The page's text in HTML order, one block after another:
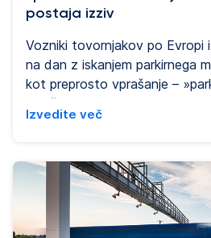
postaja izziv
Vozniki tovornjakov po Evropi
na dan z iskanjem parkirnega
kot preprosto vprašanje –
v bližini« – pogosto vodi v
razpoložljivosti, varnosti in
Izvedite več